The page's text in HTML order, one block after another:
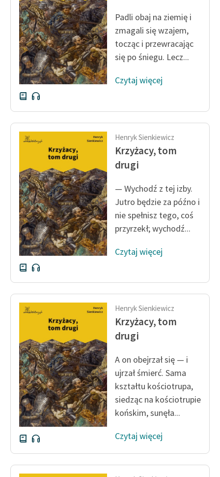
Zespół
Zasady wykorzystania
Wolnych Lektur
Logotypy
Materiały promocyjne
Polityka prywatności
Regulamin biblioteki
Dane fundacji i
sprawozdania finansowe
Regulamin darowizn
Informacja o treściach
wrażliwych
Deklaracja dostępności
Padli obaj na ziemię i
zmagali się wzajem,
tocząc i przewracając
się po śniegu. Lecz...
Czytaj więcej
Henryk Sienkiewicz
Krzyżacy, tom
drugi
— Wychodź z tej izby.
Jutro będzie za późno i
nie spełnisz tego, coś
przyrzekł; wychodź...
Czytaj więcej
Henryk Sienkiewicz
Krzyżacy, tom
drugi
A on obejrzał się — i
ujrzał śmierć. Sama
kształtu kościotrupa,
siedząc na kościotrupie
końskim, sunęła...
Czytaj więcej